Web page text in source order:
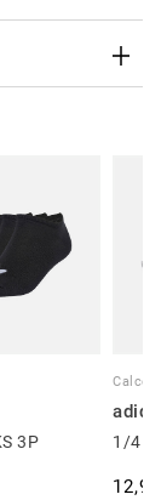
3P 1/4
12,95